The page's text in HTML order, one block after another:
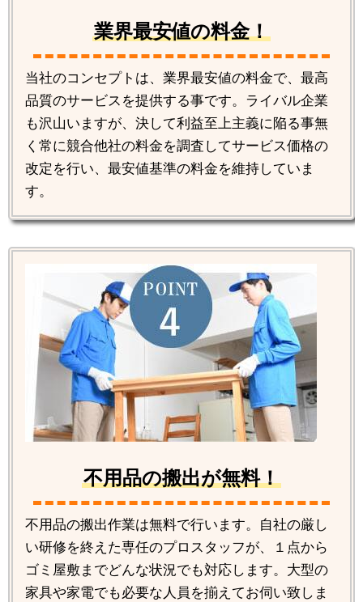
業界最安値の料金！
当社のコンセプトは、業界最安値の料金で、最高
品質のサービスを提供する事です。ライバル企業
も沢山いますが、決して利益至上主義に陥る事無
く常に競合他社の料金を調査してサービス価格の
改定を行い、最安値基準の料金を維持していま
す。
不用品の搬出が無料！
不用品の搬出作業は無料で行います。自社の厳し
い研修を終えた専任のプロスタッフが、１点から
ゴミ屋敷までどんな状況でも対応します。大型の
家具や家電でも必要な人員を揃えてお伺い致しま